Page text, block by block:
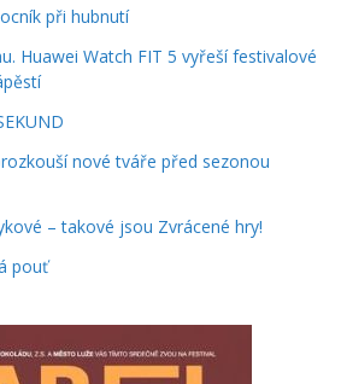
při hubnutí
Huawei Watch FIT 5 vyřeší festivalové
nové tváře před sezonou
– takové jsou Zvrácené hry!
pouť